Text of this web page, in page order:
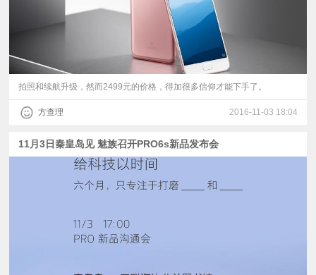
普
验
拍照和续航升级，然而2499元的价格，得加很多信仰才能下手了。
方查理 2016-11-03 18:04
11月3日秦皇岛见 魅族召开PRO6s新品发布会